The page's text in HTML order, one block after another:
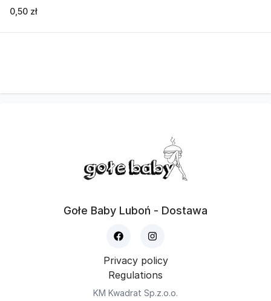
0,50 zł
Gołe Baby Luboń - Dostawa
Privacy policy
Regulations
KM Kwadrat Sp.z.o.o.